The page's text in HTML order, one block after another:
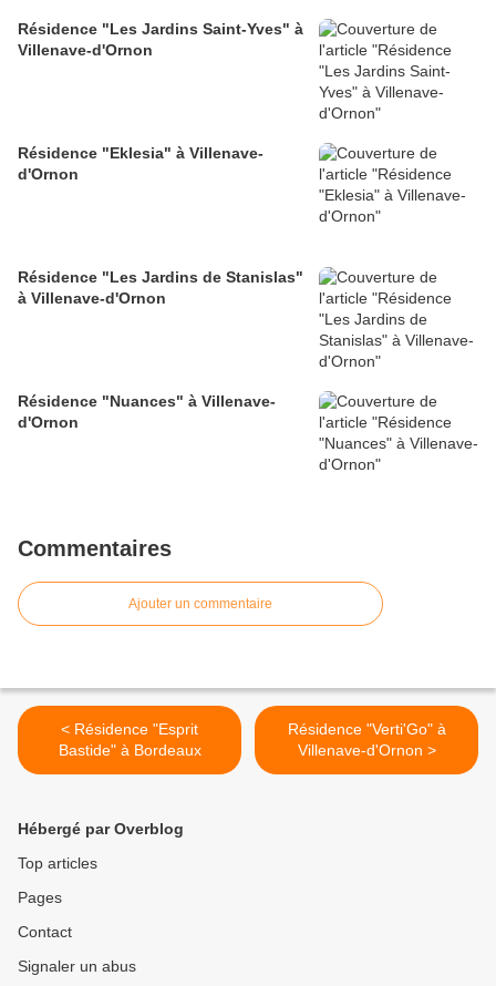
Résidence "Les Jardins Saint-Yves" à
Villenave-d'Ornon
Résidence "Eklesia" à Villenave-
d'Ornon
Résidence "Les Jardins de Stanislas"
à Villenave-d'Ornon
Résidence "Nuances" à Villenave-
d'Ornon
Commentaires
Ajouter un commentaire
< Résidence "Esprit
Bastide" à Bordeaux
Résidence "Verti'Go" à
Villenave-d'Ornon >
Hébergé par Overblog
Top articles
Pages
Contact
Signaler un abus